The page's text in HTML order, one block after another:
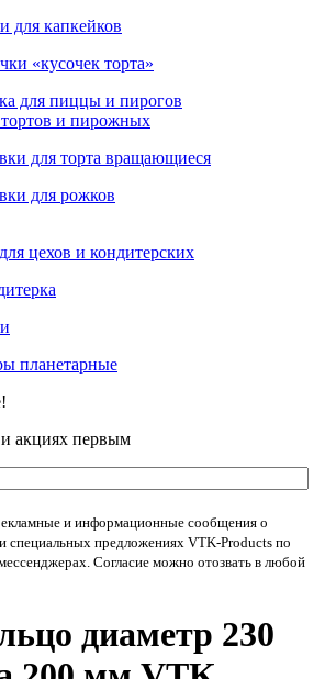
для капкейков
«кусочек торта»
для пиццы и пирогов
и пирожных
для торта вращающиеся
для рожков
цехов и кондитерских
планетарные
и акциях первым
и информационные сообщения о
специальных предложениях VTK-Products по
Согласие можно отозвать в любой
диаметр 230